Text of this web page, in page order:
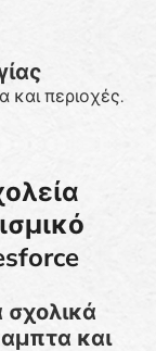
και περιοχές.
και